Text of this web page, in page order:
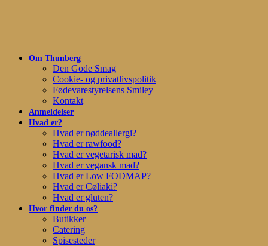
Om Thunberg
Den Gode Smag
Cookie- og privatlivspolitik
Fødevarestyrelsens Smiley
Kontakt
Anmeldelser
Hvad er?
Hvad er nøddeallergi?
Hvad er rawfood?
Hvad er vegetarisk mad?
Hvad er vegansk mad?
Hvad er Low FODMAP?
Hvad er Cøliaki?
Hvad er gluten?
Hvor finder du os?
Butikker
Catering
Spisesteder